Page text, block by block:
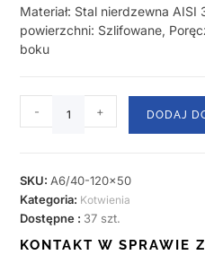
Materiał: Stal nierdzewna
powierzchni: Szlifowane,
boku
- + DODAJ
SKU:A6/40-120x50
Kategoria: Kotwienia
Dostępne : 37 szt.
KONTAKT W SPRAWIE